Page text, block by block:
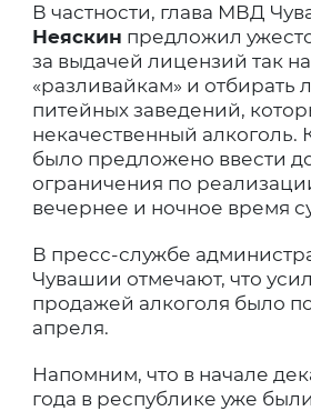
В частности, глава МВД
Неяскин предложил
за выдачей лицензий так
«разливайкам» и отбирать
питейных заведений,
некачественный алкоголь.
было предложено ввести
ограничения по
вечернее и ночное время
В пресс-службе
Чувашии отмечают, что
продажей алкоголя было
апреля.
Напомним, что в начале
года в республике уже